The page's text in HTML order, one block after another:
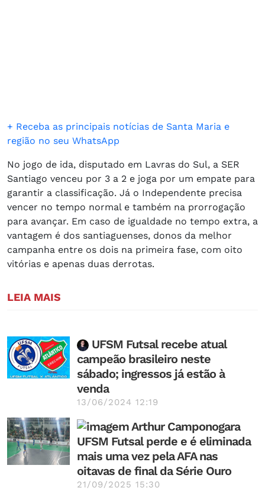
+ Receba as principais notícias de Santa Maria e
região no seu WhatsApp
No jogo de ida, disputado em Lavras do Sul, a SER
Santiago venceu por 3 a 2 e joga por um empate para
garantir a classificação. Já o Independente precisa
vencer no tempo normal e também na prorrogação
para avançar. Em caso de igualdade no tempo extra, a
vantagem é dos santiaguenses, donos da melhor
campanha entre os dois na primeira fase, com oito
vitórias e apenas duas derrotas.
LEIA MAIS
UFSM Futsal recebe atual
campeão brasileiro neste
sábado; ingressos já estão à
venda
13/06/2024 12:19
UFSM Futsal perde e é eliminada
mais uma vez pela AFA nas
oitavas de final da Série Ouro
21/09/2025 15:30